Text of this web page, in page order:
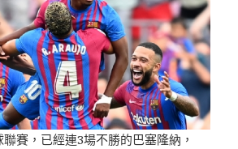
賽，已經連3場不勝的巴塞隆納，